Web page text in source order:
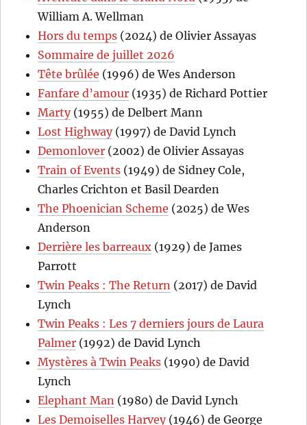
William A. Wellman
Hors du temps (2024) de Olivier Assayas
Sommaire de juillet 2026
Tête brûlée (1996) de Wes Anderson
Fanfare d’amour (1935) de Richard Pottier
Marty(1955) de Delbert Mann
Lost Highway(1997) de David Lynch
Demonlover (2002) de Olivier Assayas
Train of Events (1949) de Sidney Cole,
Charles Crichton et Basil Dearden
The Phoenician Scheme (2025) de Wes
Anderson
Derrière les barreaux (1929) de James
Parrott
Twin Peaks : The Return (2017) de David
Lynch
Twin Peaks : Les 7 derniers jours de Laura
Palmer (1992) de David Lynch
Mystères à Twin Peaks (1990) de David
Lynch
Elephant Man (1980) de David Lynch
Les Demoiselles Harvey(1946) de George